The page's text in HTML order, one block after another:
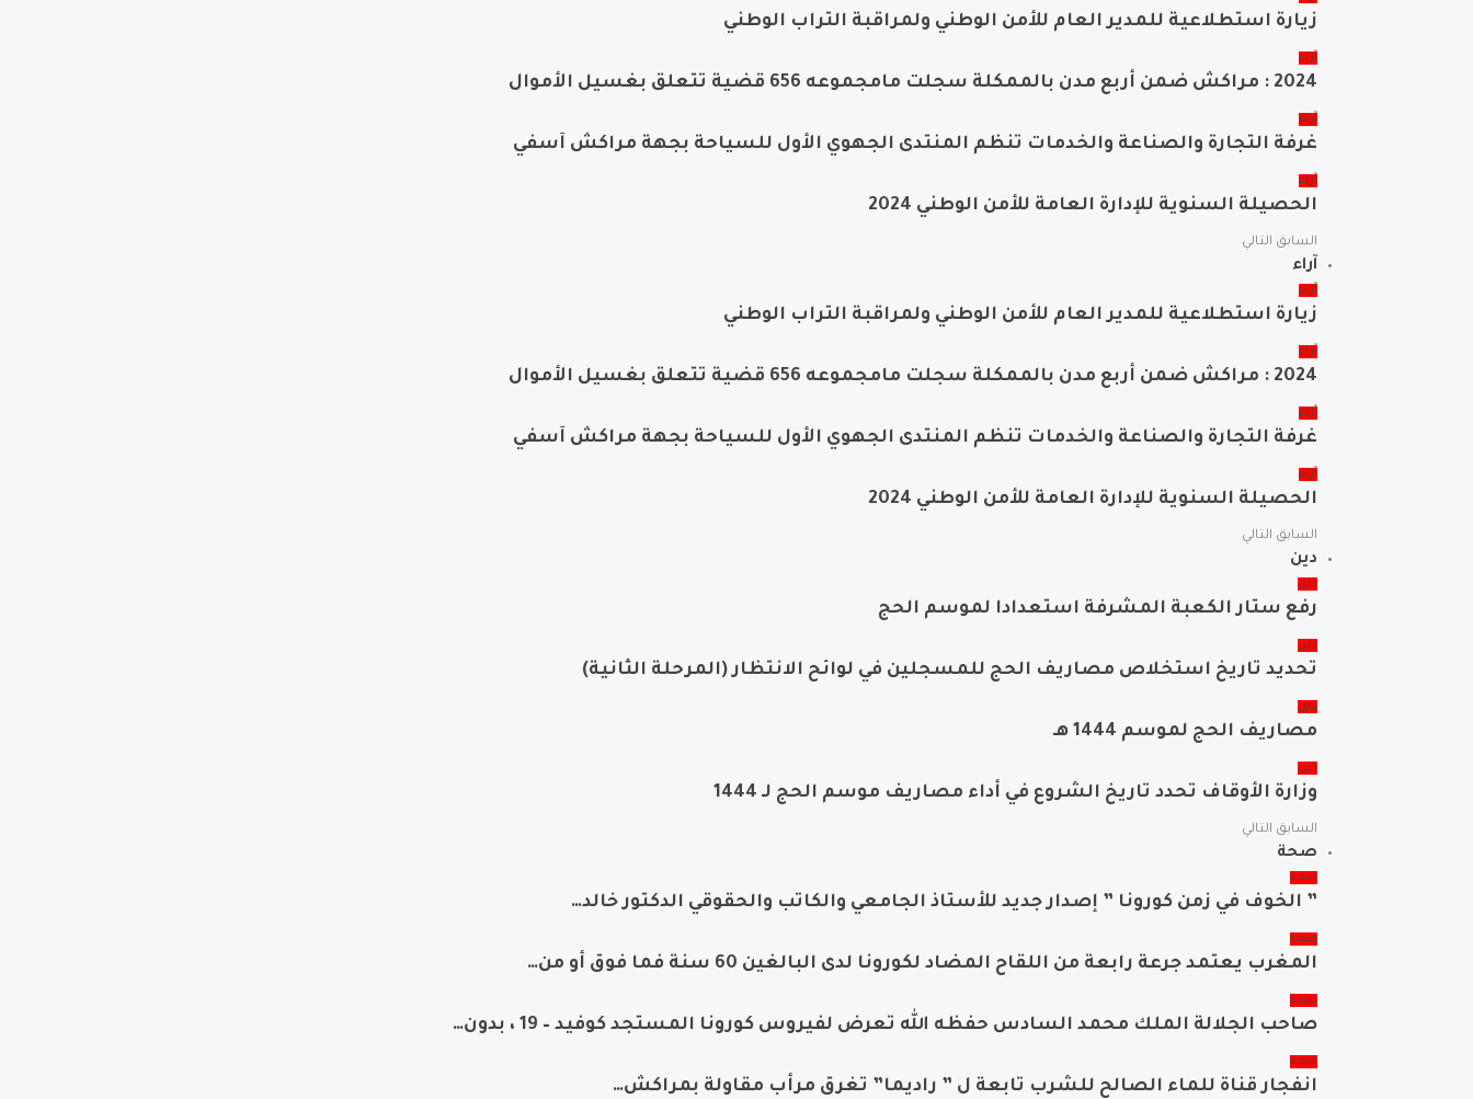
زيارة استطلاعية للمدير العام للأمن الوطني ولمراقبة التراب الوطني
آراء
2024 : مراكش ضمن أربع مدن بالممكلة سجلت مامجموعه 656 قضية تتعلق بغسيل الأموال
آراء
غرفة التجارة والصناعة والخدمات تنظم المنتدى الجهوي الأول للسياحة بجهة مراكش آسفي
آراء
الحصيلة السنوية للإدارة العامة للأمن الوطني 2024
السابق التالي
آراء
آراء
زيارة استطلاعية للمدير العام للأمن الوطني ولمراقبة التراب الوطني
آراء
2024 : مراكش ضمن أربع مدن بالممكلة سجلت مامجموعه 656 قضية تتعلق بغسيل الأموال
آراء
غرفة التجارة والصناعة والخدمات تنظم المنتدى الجهوي الأول للسياحة بجهة مراكش آسفي
آراء
الحصيلة السنوية للإدارة العامة للأمن الوطني 2024
السابق التالي
دين
دين
رفع ستار الكعبة المشرفة استعدادا لموسم الحج
دين
تحديد تاريخ استخلاص مصاريف الحج للمسجلين في لوائح الانتظار (المرحلة الثانية)
دين
مصاريف الحج لموسم 1444 هـ
دين
وزارة الأوقاف تحدد تاريخ الشروع في أداء مصاريف موسم الحج لـ 1444
السابق التالي
صحة
صحة
” الخوف في زمن كورونا ” إصدار جديد للأستاذ الجامعي والكاتب والحقوقي الدكتور خالد…
صحة
المغرب يعتمد جرعة رابعة من اللقاح المضاد لكورونا لدى البالغين 60 سنة فما فوق أو من…
صحة
صاحب الجلالة الملك محمد السادس حفظه الله تعرض لفيروس كورونا المستجد كوفيد – 19 ، بدون…
صحة
انفجار قناة للماء الصالح للشرب تابعة ل ” راديما” تغرق مرأب مقاولة بمراكش…